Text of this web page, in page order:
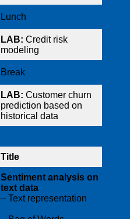
Lunch
LAB: Credit risk
modeling
Break
LAB: Customer churn
prediction based on
historical data
Title
Sentiment analysis on
text data
– Text representation